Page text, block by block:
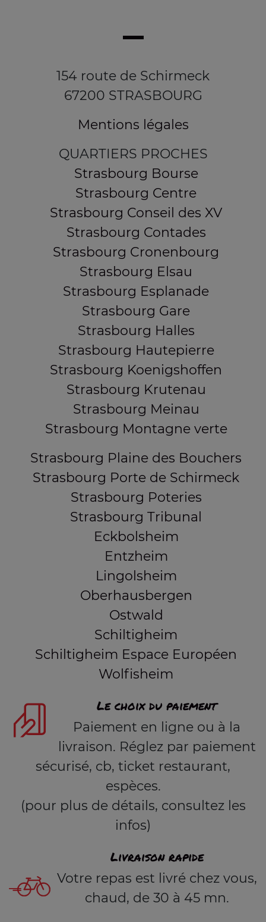
154 route de Schirmeck
67200 STRASBOURG
Mentions légales
QUARTIERS PROCHES
Strasbourg Bourse
Strasbourg Centre
Strasbourg Conseil des XV
Strasbourg Contades
Strasbourg Cronenbourg
Strasbourg Elsau
Strasbourg Esplanade
Strasbourg Gare
Strasbourg Halles
Strasbourg Hautepierre
Strasbourg Koenigshoffen
Strasbourg Krutenau
Strasbourg Meinau
Strasbourg Montagne verte
Strasbourg Plaine des Bouchers
Strasbourg Porte de Schirmeck
Strasbourg Poteries
Strasbourg Tribunal
Eckbolsheim
Entzheim
Lingolsheim
Oberhausbergen
Ostwald
Schiltigheim
Schiltigheim Espace Européen
Wolfisheim
Le choix du paiement
Paiement en ligne ou à la
livraison. Réglez par paiement
sécurisé, cb, ticket restaurant,
espèces.
(pour plus de détails, consultez les
infos)
Livraison rapide
Votre repas est livré chez vous,
chaud, de 30 à 45 mn.